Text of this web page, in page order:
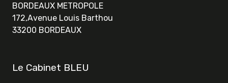
BORDEAUX METROPOLE
172,Avenue Louis Barthou
33200 BORDEAUX
Le Cabinet BLEU